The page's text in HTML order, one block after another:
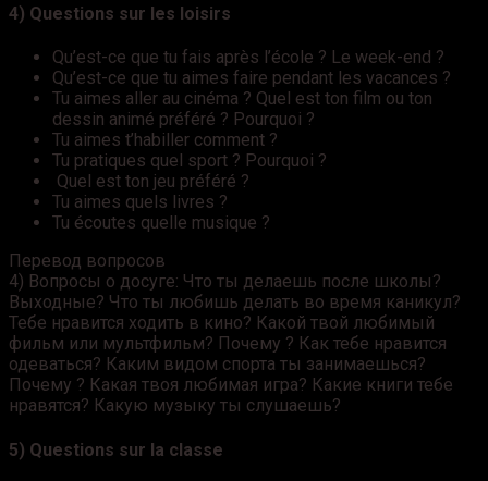
4) Questions sur les loisirs
Qu’est-ce que tu fais après l’école ? Le week-end ?
Qu’est-ce que tu aimes faire pendant les vacances ?
Tu aimes aller au cinéma ? Quel est ton film ou ton
dessin animé préféré ? Pourquoi ?
Tu aimes t’habiller comment ?
Tu pratiques quel sport ? Pourquoi ?
Quel est ton jeu préféré ?
Tu aimes quels livres ?
Tu écoutes quelle musique ?
Перевод вопросов
4) Вопросы о досуге: Что ты делаешь после школы?
Выходные? Что ты любишь делать во время каникул?
Тебе нравится ходить в кино? Какой твой любимый
фильм или мультфильм? Почему ? Как тебе нравится
одеваться? Каким видом спорта ты занимаешься?
Почему ? Какая твоя любимая игра? Какие книги тебе
нравятся? Какую музыку ты слушаешь?
5) Questions sur la classe